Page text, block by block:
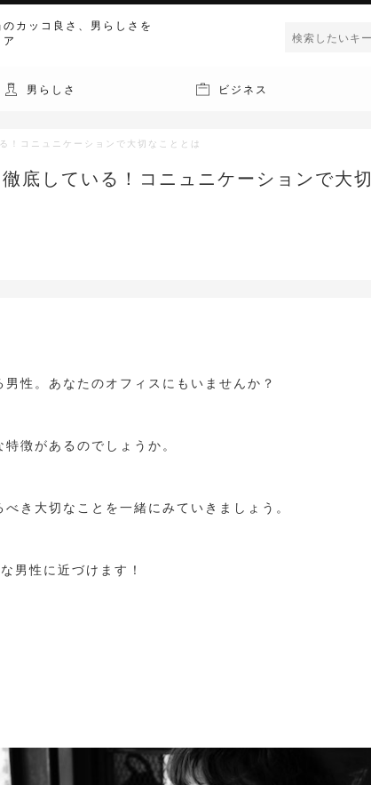
カッコ良さ、男らしさを
男らしさ ビジネス
！コニュニケーションで大切なこととは
底している！コニュニケーションで大切
性。あなたのオフィスにもいませんか？
徴があるのでしょうか。
き大切なことを一緒にみていきましょう。
男性に近づけます！